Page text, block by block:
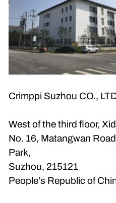
Crimppi Suzhou CO.,
West of the third floor,
No. 16, Matangwan
Park,
Suzhou, 215121
People’s Republic of